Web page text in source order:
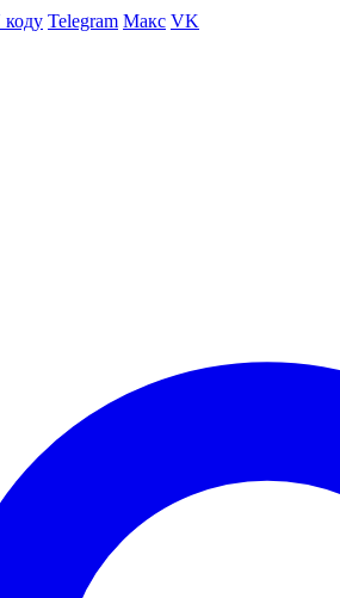
коду Telegram Макс VK